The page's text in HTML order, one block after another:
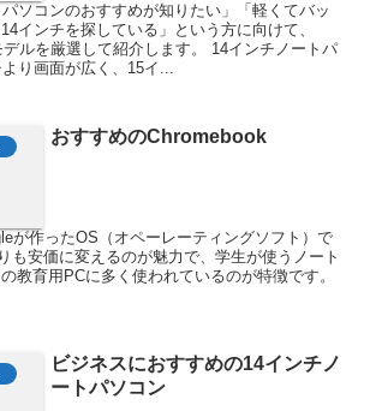
パソコンのおすすめが知りたい」「軽くてバッ
インチを探している」という方に向けて、
ルを厳選して紹介します。 14インチノートパ
り画面が広く、15イ...
おすすめのChromebook
が作ったOS（オペーレーティングソフト）で
も安価に変えるのが魅力で、学生が使うノート
教育用PCに多く使われているのが特徴です。
ビジネスにおすすめの14インチノ
ートパソコン